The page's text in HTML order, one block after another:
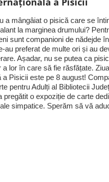
a mângâiat o pisică care se
la marginea drumului?
sunt companioni de nădejde
au preferat de multe ori și au
Așadar, nu se putea ca
a lor în care să fie răsfățate. Ziua
a Pisicii este pe 8 august!
pentru Adulți al Bibliotecii
pregătit o expoziție de carte
simpatice. Sperăm să vă